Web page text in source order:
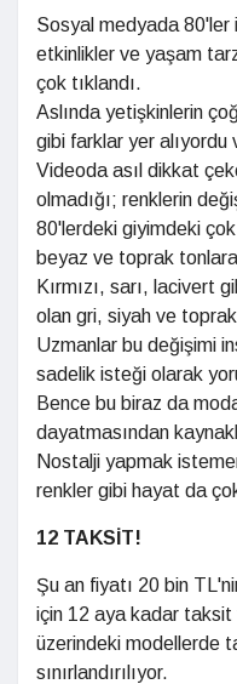
Sosyal medyada 80'ler
etkinlikler ve yaşam
çok tıklandı.
Aslında yetişkinlerin
gibi farklar yer alıyordu
Videoda asıl dikkat
olmadığı; renklerin
80'lerdeki giyimdeki
beyaz ve toprak tonlara
Kırmızı, sarı, lacivert
olan gri, siyah ve
Uzmanlar bu değişimi
sadelik isteği olarak
Bence bu biraz da
dayatmasından
Nostalji yapmak
renkler gibi hayat da
12 TAKSİT!
Şu an fiyatı 20 bin
için 12 aya kadar taksit
üzerindeki modellerde
sınırlandırılıyor.